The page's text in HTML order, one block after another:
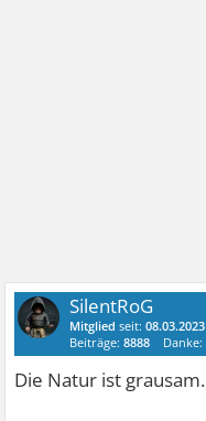
SilentRoG
Mitglied seit:08.03.2023
Beiträge:8888 Danke:
Die Natur ist grausam.